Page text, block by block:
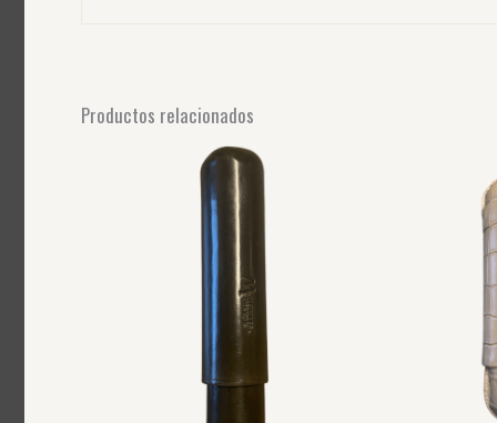
Productos relacionados
Este
producto
tiene
múltiples
variantes.
Las
opciones
se
pueden